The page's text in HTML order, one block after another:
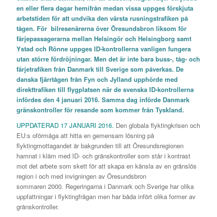
en eller flera dagar hemifrån medan vissa uppges förskjuta
arbetstiden för att undvika den värsta rusningstrafiken på
tågen. För bilresenärerna över Öresundsbron liksom för
färjepassagerarna mellan Helsingör och Helsingborg samt
Ystad och Rönne uppges ID-kontrollerna vanligen fungera
utan större fördröjningar. Men det är inte bara buss-, tåg- och
färjetrafiken från Danmark till Sverige som påverkas. De
danska fjärrtågen från Fyn och Jylland upphörde med
direkttrafiken till flygplatsen när de svenska ID-kontrollerna
infördes den 4 januari 2016. Samma dag införde Danmark
gränskontroller för resande som kommer från Tyskland.
UPPDATERAD 17 JANUARI 2016. Den globala flyktingkrisen och
EU:s oförmåga att hitta en gemensam lösning på
flyktingmottagandet är bakgrunden till att Öresundsregionen
hamnat i kläm med ID- och gränskontroller som står i kontrast
mot det arbete som skett för att skapa en känsla av en gränslös
region i och med invigningen av Öresundsbron
sommaren 2000. Regeringarna i Danmark och Sverige har olika
uppfattningar i flyktingfrågan men har båda infört olika former av
gränskontroller.